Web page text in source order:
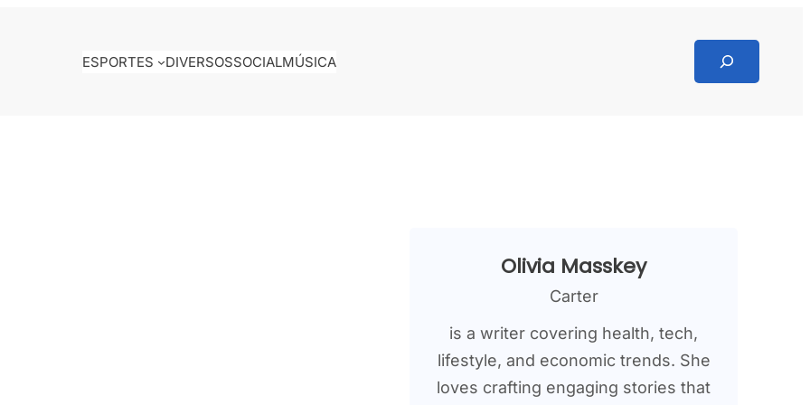
ESPORTES DIVERSOSSOCIALMÚSICA
Search
Olivia Masskey
Carter
is a writer covering health, tech,
lifestyle, and economic trends. She
loves crafting engaging stories that